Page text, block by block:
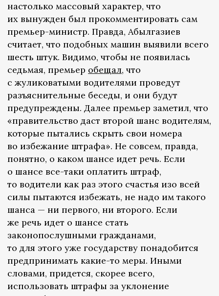
настолько массовый характер, что
их вынужден был прокомментировать сам
премьер-министр. Правда, Абылгазиев
считает, что подобных машин выявили всего
шесть штук. Видимо, чтобы не появилась
седьмая, премьер обещал, что
с жуликоватыми водителями проведут
разъяснительные беседы, и они будут
предупреждены. Далее премьер заметил, что
«правительство даст второй шанс водителям,
которые пытались скрыть свои номера
во избежание штрафа». Не совсем, правда,
понятно, о каком шансе идет речь. Если
о шансе все-таки оплатить штраф,
то водители как раз этого счастья изо всей
силы пытаются избежать, не надо им такого
шанса — ни первого, ни второго. Если
же речь идет о шансе стать
законопослушными гражданами,
то для этого уже государству понадобится
предпринимать какие-то меры. Иными
словами, придется, скорее всего,
использовать штрафы за уклонение